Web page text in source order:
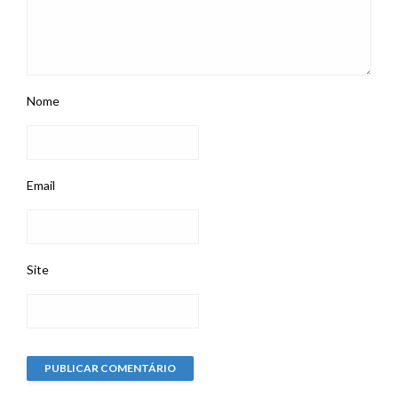
Nome
Email
Site